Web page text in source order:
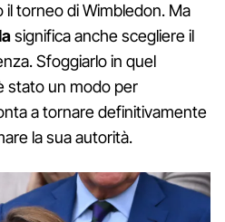
torneo di Wimbledon. Ma
significa anche scegliere il
Sfoggiarlo in quel
stato un modo per
a tornare definitivamente
la sua autorità.